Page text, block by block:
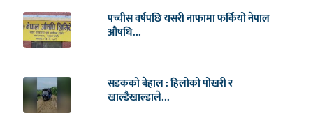
पच्चीस वर्षपछि यसरी नाफामा फर्कियो नेपाल
औषधि...
सडकको बेहाल : हिलोको पोखरी र
खाल्डैखाल्डाले...